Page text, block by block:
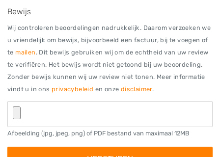
Bewijs
Wij controleren beoordelingen nadrukkelijk. Daarom verzoeken we
u vriendelijk om bewijs, bijvoorbeeld een factuur, bij te voegen of
te mailen . Dit bewijs gebruiken wij om de echtheid van uw review
te verifiëren. Het bewijs wordt niet getoond bij uw beoordeling.
Zonder bewijs kunnen wij uw review niet tonen. Meer informatie
vindt u in ons privacybeleid en onze disclaimer.
Afbeelding (jpg, jpeg, png) of PDF bestand van maximaal 12MB